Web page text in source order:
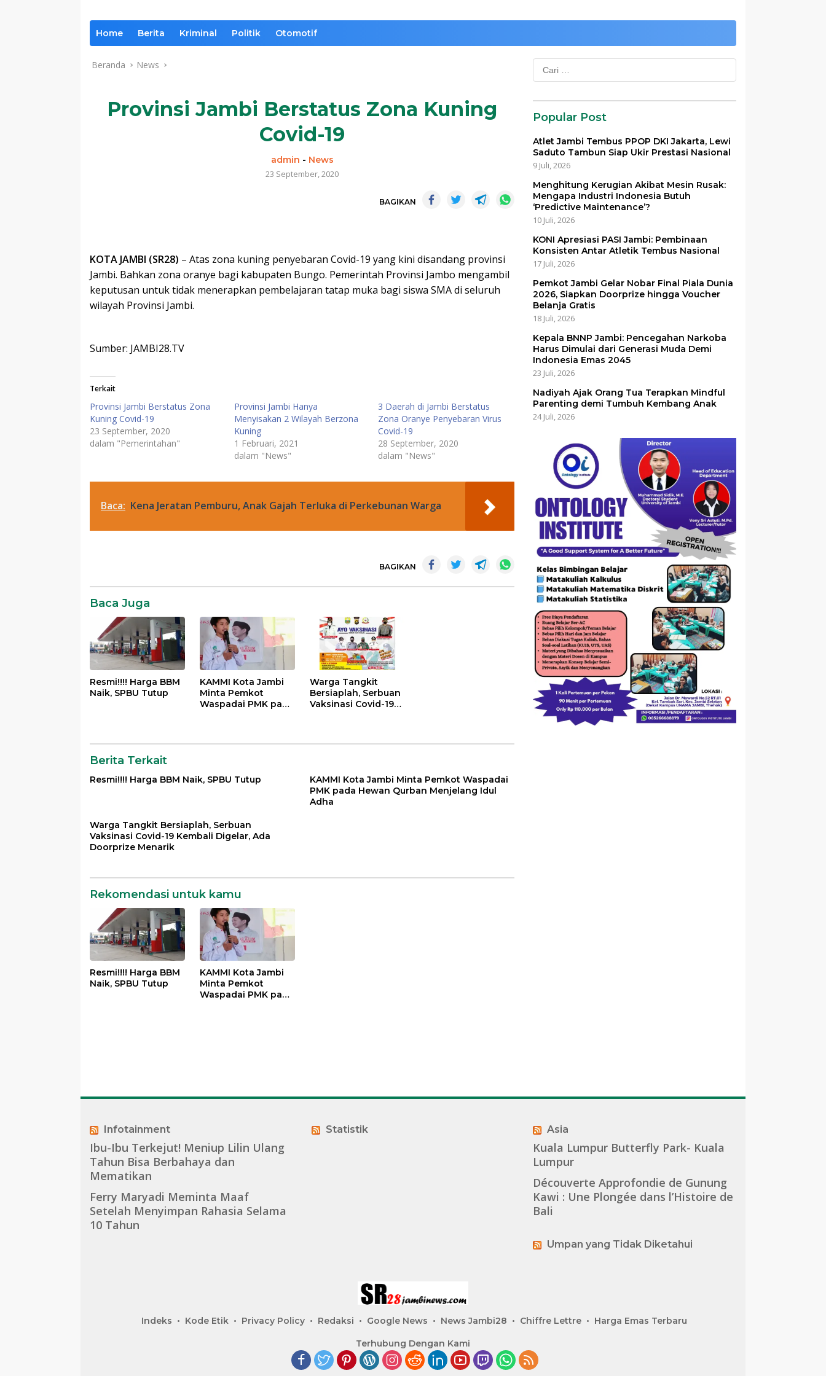
Home Berita Kriminal Politik Otomotif
Beranda News
Provinsi Jambi Berstatus Zona Kuning
Covid-19
admin - News
23 September, 2020
BAGIKAN
KOTA JAMBI (SR28) – Atas zona kuning penyebaran Covid-19 yang kini disandang provinsi
Jambi. Bahkan zona oranye bagi kabupaten Bungo. Pemerintah Provinsi Jambo mengambil
keputusan untuk tidak menerapkan pembelajaran tatap muka bagi siswa SMA di seluruh
wilayah Provinsi Jambi.
Sumber: JAMBI28.TV
Terkait
Provinsi Jambi Berstatus Zona
Kuning Covid-19
23 September, 2020
dalam "Pemerintahan"
Provinsi Jambi Hanya
Menyisakan 2 Wilayah Berzona
Kuning
1 Februari, 2021
dalam "News"
3 Daerah di Jambi Berstatus
Zona Oranye Penyebaran Virus
Covid-19
28 September, 2020
dalam "News"
Baca: Kena Jeratan Pemburu, Anak Gajah Terluka di Perkebunan Warga
Komentar
BAGIKAN
Baca Juga
Resmi!!!! Harga BBM
Naik, SPBU Tutup
KAMMI Kota Jambi
Minta Pemkot
Waspadai PMK pada
Warga Tangkit
Bersiaplah, Serbuan
Vaksinasi Covid-19
Berita Terkait
Resmi!!!! Harga BBM Naik, SPBU Tutup
KAMMI Kota Jambi Minta Pemkot Waspadai
PMK pada Hewan Qurban Menjelang Idul
Adha
Warga Tangkit Bersiaplah, Serbuan
Vaksinasi Covid-19 Kembali Digelar, Ada
Doorprize Menarik
Rekomendasi untuk kamu
Resmi!!!! Harga BBM
Naik, SPBU Tutup
KAMMI Kota Jambi
Minta Pemkot
Waspadai PMK pada
Cari
untuk:
Popular Post
Atlet Jambi Tembus PPOP DKI Jakarta, Lewi
Saduto Tambun Siap Ukir Prestasi Nasional
9 Juli, 2026
Menghitung Kerugian Akibat Mesin Rusak:
Mengapa Industri Indonesia Butuh
‘Predictive Maintenance’?
10 Juli, 2026
KONI Apresiasi PASI Jambi: Pembinaan
Konsisten Antar Atletik Tembus Nasional
17 Juli, 2026
Pemkot Jambi Gelar Nobar Final Piala Dunia
2026, Siapkan Doorprize hingga Voucher
Belanja Gratis
18 Juli, 2026
Kepala BNNP Jambi: Pencegahan Narkoba
Harus Dimulai dari Generasi Muda Demi
Indonesia Emas 2045
23 Juli, 2026
Nadiyah Ajak Orang Tua Terapkan Mindful
Parenting demi Tumbuh Kembang Anak
24 Juli, 2026
Infotainment
Ibu-Ibu Terkejut! Meniup Lilin Ulang
Tahun Bisa Berbahaya dan
Mematikan
Ferry Maryadi Meminta Maaf
Setelah Menyimpan Rahasia Selama
10 Tahun
Statistik Asia
Kuala Lumpur Butterfly Park- Kuala
Lumpur
Découverte Approfondie de Gunung
Kawi : Une Plongée dans l’Histoire de
Bali
Umpan yang Tidak Diketahui
Indeks Kode Etik Privacy Policy Redaksi Google News News Jambi28 Chiffre Lettre Harga Emas Terbaru
Terhubung Dengan Kami